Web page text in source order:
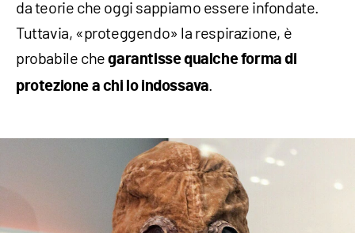
da teorie che oggi sappiamo essere infondate.
Tuttavia, «proteggendo» la respirazione, è
probabile chegarantisse qualche forma di
protezione a chi lo indossava.